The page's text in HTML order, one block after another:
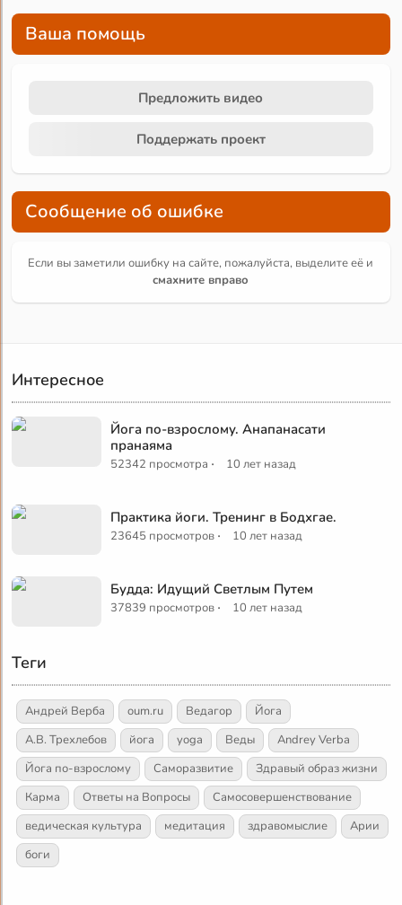
Ваша помощь
Предложить видео
Поддержать проект
Сообщение об ошибке
Если вы заметили ошибку на сайте, пожалуйста, выделите её и
смахните вправо
Интересное
Йога по-взрослому. Анапанасати
пранаяма
52342 просмотра · 10 лет назад
Практика йоги. Тренинг в Бодхгае.
23645 просмотров · 10 лет назад
Будда: Идущий Светлым Путем
37839 просмотров · 10 лет назад
Теги
Андрей Верба oum.ru Ведагор
Йога
А.В. Трехлебов
йога yoga Веды
Andrey Verba
Йога по-взрослому
Саморазвитие
Здравый образ жизни
Карма
Ответы на Вопросы
Самосовершенствование
ведическая культура
медитация здравомыслие
Арии
боги